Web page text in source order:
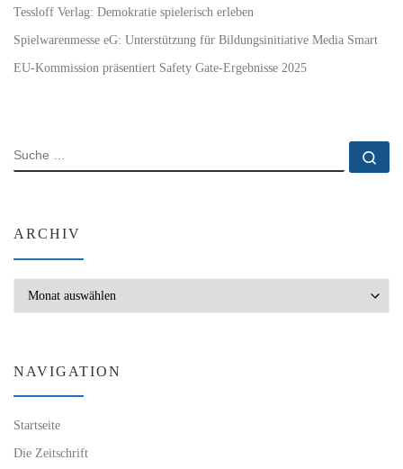
Tessloff Verlag: Demokratie spielerisch erleben
Spielwarenmesse eG: Unterstützung für Bildungsinitiative Media Smart
EU-Kommission präsentiert Safety Gate-Ergebnisse 2025
SUCHE
ARCHIV
NAVIGATION
Startseite
Die Zeitschrift